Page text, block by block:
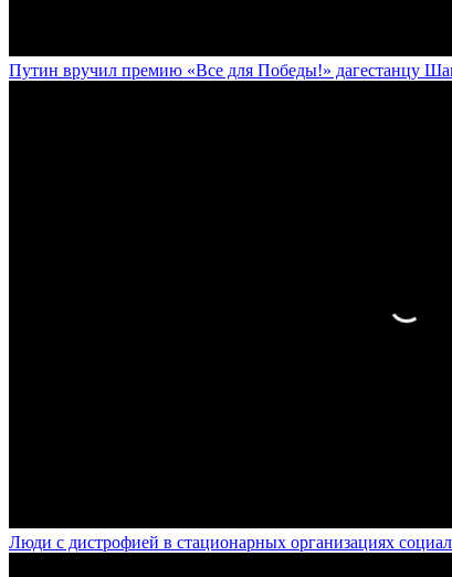
Путин вручил премию «Все для Победы!» дагестанцу
Люди с дистрофией в стационарных организациях